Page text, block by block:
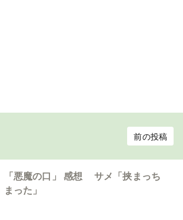
前の投稿
「悪魔の口」 感想 サメ「挟まっち
まった」